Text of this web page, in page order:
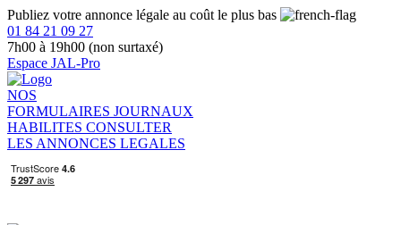
Publiez votre annonce légale au coût le plus bas
01 84 21 09 27
7h00 à 19h00 (non surtaxé)
Espace JAL-Pro
NOS
FORMULAIRES JOURNAUX
HABILITES CONSULTER
LES ANNONCES LEGALES